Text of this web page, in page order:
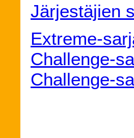
Järjestäjien
Extreme-
Challenge-
Challenge-